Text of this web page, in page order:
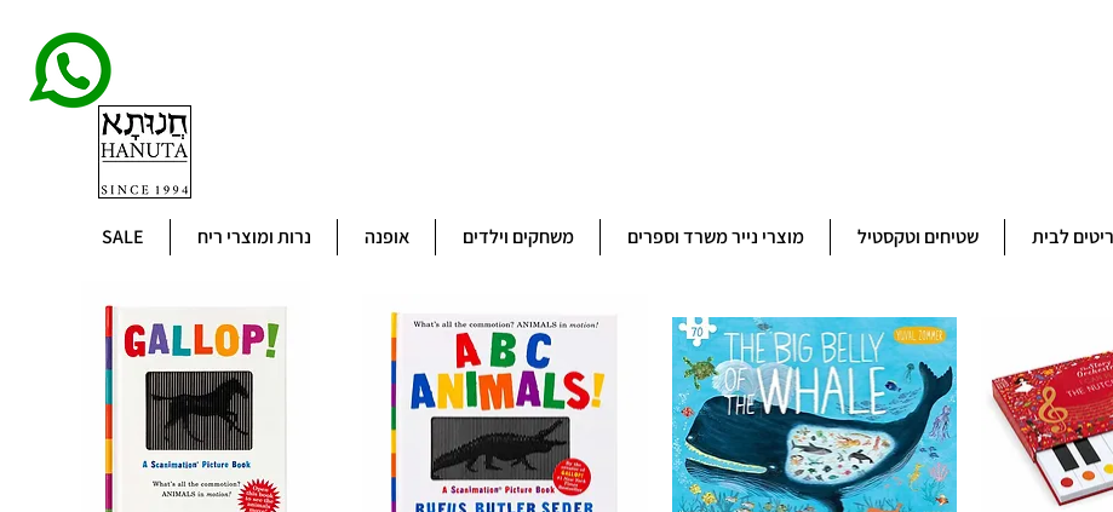
לבית שטיחים וטקסטיל מוצרי נייר משרד וספרים משחקים וילדים אופנה נרות ומוצרי ריח SALE